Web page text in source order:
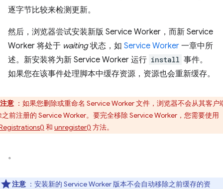
逐字节比较来检测更新。
然后，浏览器尝试安装新版 Service Worker，而新 Service
Worker 将处于 waiting状态，如 Service Worker 一章中所
述。新安装将为新 Service Worker 运行 install 事件。
如果您在该事件处理脚本中缓存资源，资源也会重新缓存。
注意 ：如果您删除或重命名 Service Worker 文件，浏览器不会从其客户
之前注册的 Service Worker。要完全移除 Service Worker，您需要使用
和 unregister() 方法。
。
注意 ：安装新的 Service Worker 版本不会自动移除之前缓存的资